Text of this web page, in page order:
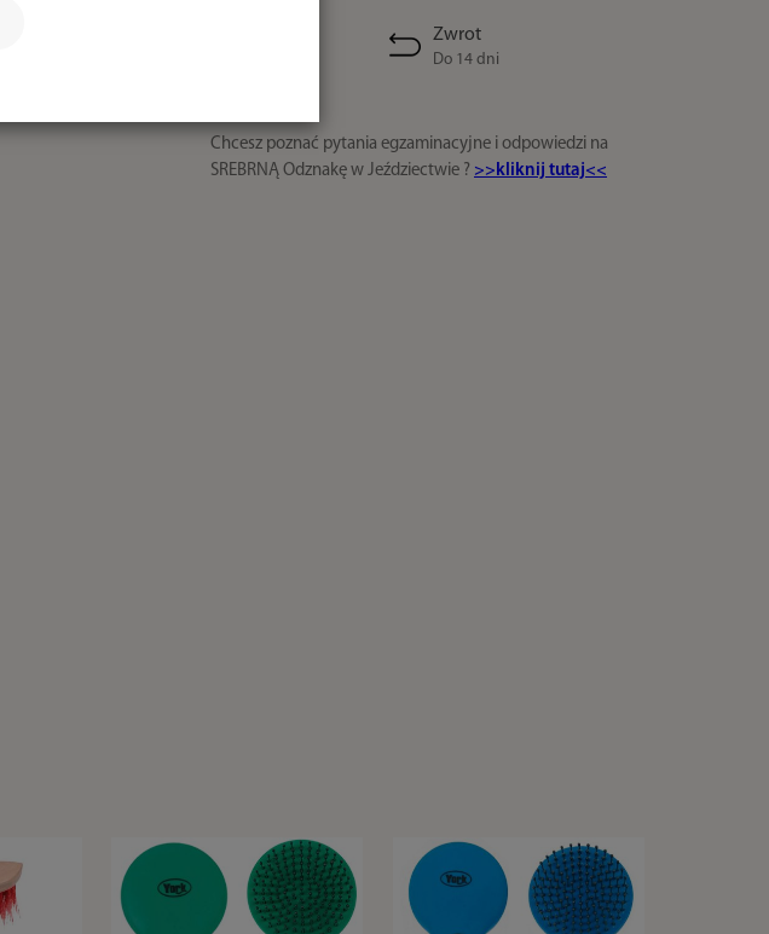
Zwrot
Do 14 dni
Chcesz poznać pytania egzaminacyjne i odpowiedzi na
SREBRNĄ Odznakę w Jeździectwie ? >>kliknij tutaj<<